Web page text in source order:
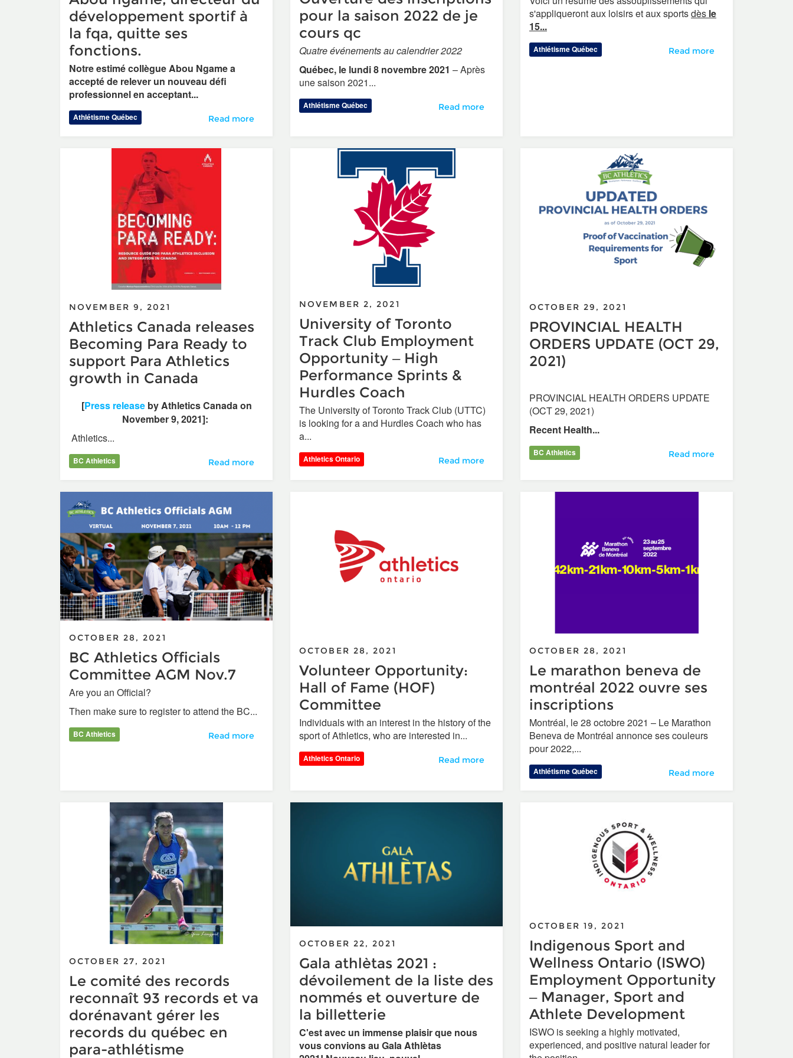
développement sportif à
la fqa, quitte ses
fonctions.
Notre estimé collègue Abou Ngame a
accepté de relever un nouveau défi
professionnel en acceptant...
Athlétisme Québec Abou ngame, directeur du développement sportif à la fqa, quitte ses fonctions.
Read more
pour la saison 2022 de je
cours qc
Quatre événements au calendrier 2022
Québec, le lundi 8 novembre 2021 – Après
une saison 2021...
Athlétisme Québec Ouverture des inscriptions pour la saison 2022 de je cours qc
Read more
s'appliqueront aux loisirs et aux sportsdès le
15...
Athlétisme Québec Assouplissements à compter
Read more
NOVEMBER 9, 2021
Athletics Canada releases
Becoming Para Ready to
support Para Athletics
growth in Canada
[Press releaseby Athletics Canada on
November 9, 2021]:
Athletics...
BC Athletics Athletics Canada releases Becoming Para Ready to support Para Athletics growth in Canada
Read more
NOVEMBER 2, 2021
University of Toronto
Track Club Employment
Opportunity – High
Performance Sprints &
Hurdles Coach
The University of Toronto Track Club (UTTC)
is looking for a and Hurdles Coach who has
a...
Athletics Ontario University of Toronto Track Club Employment Opportunity – High Performance
Read more
OCTOBER 29, 2021
PROVINCIAL HEALTH
ORDERS UPDATE (OCT 29,
2021)
PROVINCIAL HEALTH ORDERS UPDATE
(OCT 29, 2021)
Recent Health...
BC Athletics PROVINCIAL HEALTH
Read more
OCTOBER 28, 2021
BC Athletics Officials
Committee AGM Nov.7
Are you an Official?
Then make sure to register to attend the BC...
BC Athletics BC Athletics Officials Committee AGM Nov.7
Read more
OCTOBER 28, 2021
Volunteer Opportunity:
Hall of Fame (HOF)
Committee
Individuals with an interest in the history of the
sport of Athletics, who are interested in...
Athletics Ontario Volunteer Opportunity: Hall of Fame (HOF) Committee
Read more
OCTOBER 28, 2021
Le marathon beneva de
montréal 2022 ouvre ses
inscriptions
Montréal, le 28 octobre 2021 – Le Marathon
Beneva de Montréal annonce ses couleurs
pour 2022,...
Athlétisme Québec Le marathon beneva de
Read more
OCTOBER 27, 2021
Le comité des records
reconnaît 93 records et va
dorénavant gérer les
records du québec en
para-athlétisme
OCTOBER 22, 2021
Gala athlètas 2021 :
dévoilement de la liste des
nommés et ouverture de
la billetterie
C'est avec un immense plaisir que nous
vous convions au Gala Athlètas
OCTOBER 19, 2021
Indigenous Sport and
Wellness Ontario (ISWO)
Employment Opportunity
– Manager, Sport and
Athlete Development
ISWO is seeking a highly motivated,
experienced, and positive natural leader for